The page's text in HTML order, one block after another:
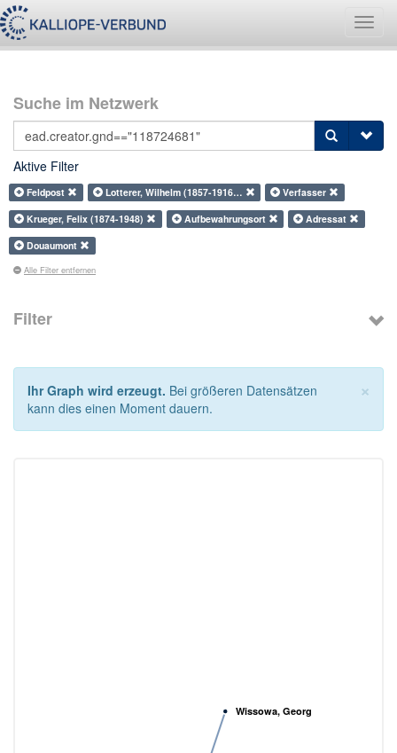
Suche im Netzwerk
Aktive Filter
Feldpost Lotterer, Wilhelm (1857-1916…
Verfasser
Krueger, Felix (1874-1948)
Aufbewahrungsort
Adressat
Douaumont
Alle Filter entfernen
Filter
×
Ihr Graph wird erzeugt. Bei größeren Datensätzen
kann dies einen Moment dauern.
Wissowa, Georg